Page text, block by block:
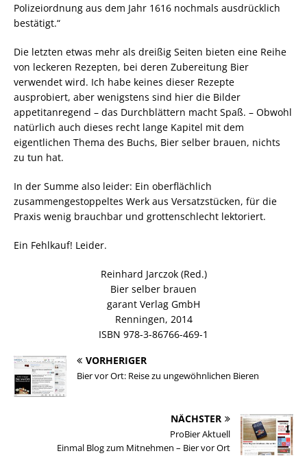
Polizeiordnung aus dem Jahr 1616 nochmals ausdrücklich
bestätigt.“
Die letzten etwas mehr als dreißig Seiten bieten eine Reihe
von leckeren Rezepten, bei deren Zubereitung Bier
verwendet wird. Ich habe keines dieser Rezepte
ausprobiert, aber wenigstens sind hier die Bilder
appetitanregend – das Durchblättern macht Spaß. – Obwohl
natürlich auch dieses recht lange Kapitel mit dem
eigentlichen Thema des Buchs, Bier selber brauen, nichts
zu tun hat.
In der Summe also leider: Ein oberflächlich
zusammengestoppeltes Werk aus Versatzstücken, für die
Praxis wenig brauchbar und grottenschlecht lektoriert.
Ein Fehlkauf! Leider.
Reinhard Jarczok (Red.)
Bier selber brauen
garant Verlag GmbH
Renningen, 2014
ISBN 978-3-86766-469-1
VORHERIGER
Bier vor Ort: Reise zu ungewöhnlichen Bieren
NÄCHSTER
ProBier Aktuell
Einmal Blog zum Mitnehmen – Bier vor Ort